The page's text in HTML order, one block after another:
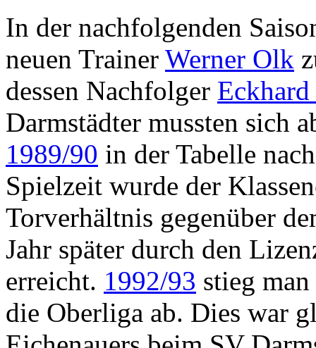
In der nachfolgenden
neuen Trainer Werner Olk
dessen Nachfolger
Darmstädter mussten sich
1989/90 in der Tabelle
Spielzeit wurde der
Torverhältnis gegenüber
Jahr später durch den
erreicht. 1992/93 stieg
die Oberliga ab. Dies war